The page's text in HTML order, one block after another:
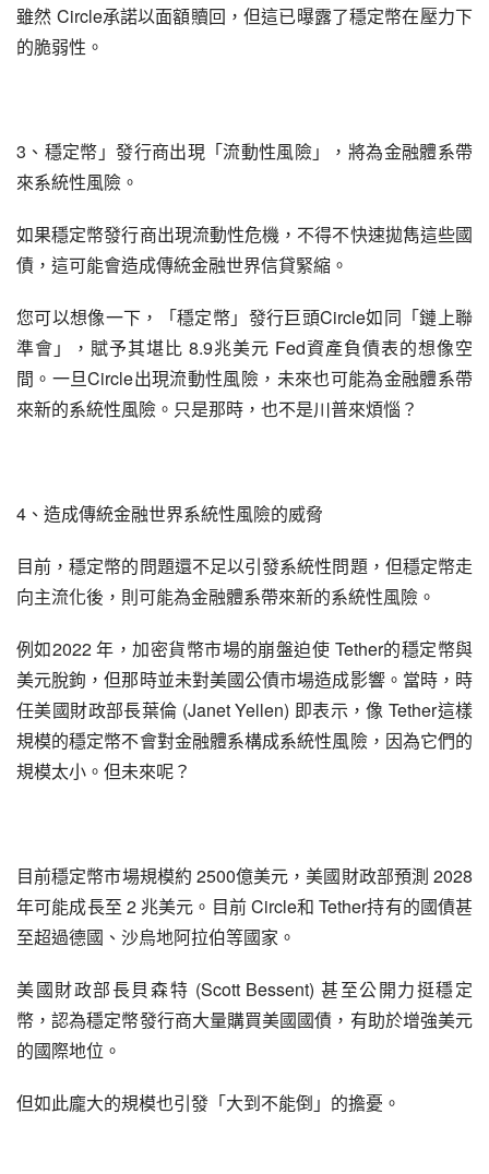
雖然 Circle承諾以面額贖回，但這已曝露了穩定幣在壓力下
的脆弱性。
3、穩定幣」發行商出現「流動性風險」，將為金融體系帶
來系統性風險。
如果穩定幣發行商出現流動性危機，不得不快速拋雋這些國
債，這可能會造成傳統金融世界信貸緊縮。
您可以想像一下，「穩定幣」發行巨頭Circle如同「鏈上聯
準會」，賦予其堪比 8.9兆美元 Fed資產負債表的想像空
間。一旦Circle出現流動性風險，未來也可能為金融體系帶
來新的系統性風險。只是那時，也不是川普來煩惱？
4、造成傳統金融世界系統性風險的威脅
目前，穩定幣的問題還不足以引發系統性問題，但穩定幣走
向主流化後，則可能為金融體系帶來新的系統性風險。
例如2022 年，加密貨幣市場的崩盤迫使 Tether的穩定幣與
美元脫鉤，但那時並未對美國公債市場造成影響。當時，時
任美國財政部長葉倫 (Janet Yellen) 即表示，像 Tether這樣
規模的穩定幣不會對金融體系構成系統性風險，因為它們的
規模太小。但未來呢？
目前穩定幣市場規模約 2500億美元，美國財政部預測 2028
年可能成長至 2 兆美元。目前 Circle和 Tether持有的國債甚
至超過德國、沙烏地阿拉伯等國家。
美國財政部長貝森特 (Scott Bessent) 甚至公開力挺穩定
幣，認為穩定幣發行商大量購買美國國債，有助於增強美元
的國際地位。
但如此龐大的規模也引發「大到不能倒」的擔憂。